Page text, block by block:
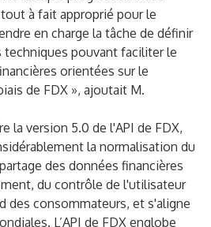
à fait approprié pour le
en charge la tâche de définir
pouvant faciliter le
orientées sur le
de FDX », ajoutait M.
la version 5.0 de l'API de FDX,
la normalisation du
des données financières
du contrôle de l'utilisateur
des consommateurs, et s'aligne
L’API de FDX englobe